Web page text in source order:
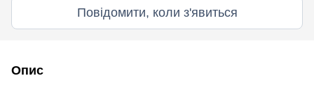
Повідомити, коли з'явиться
Опис